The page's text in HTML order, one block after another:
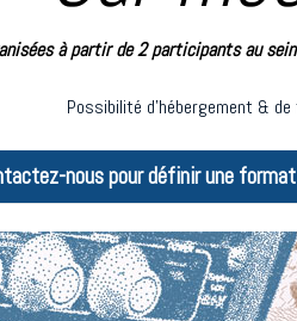
à partir de 2 participants au
Possibilité d'hébergement & de
nous pour définir une